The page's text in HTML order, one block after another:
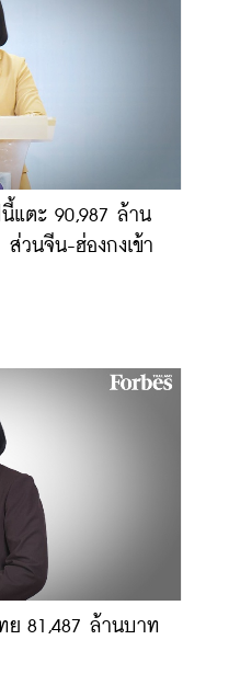
แตะ 90,987 ล้าน
วนจีน-ฮ่องกงเข้า
ย 81,487 ล้านบาท